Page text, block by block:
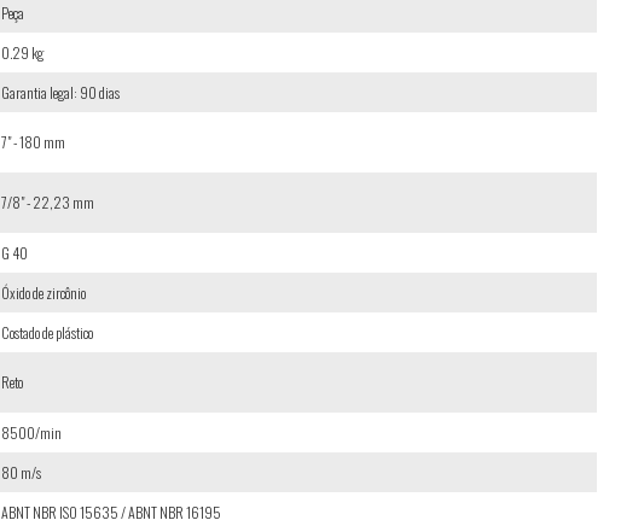
Peça
0.29 kg
Garantia legal: 90 dias
7" - 180 mm
7/8" - 22,23 mm
G 40
Óxido de zircônio
Costado de plástico
Reto
8500/min
80 m/s
ABNT NBR ISO 15635 / ABNT NBR 16195